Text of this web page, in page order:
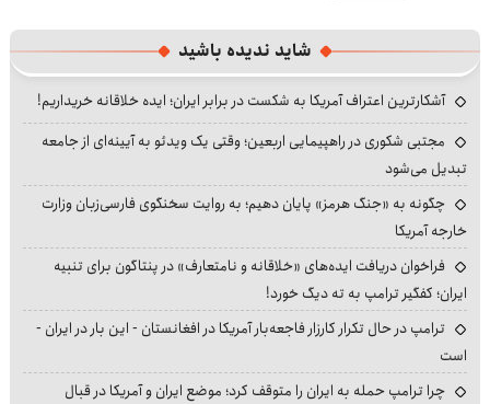
شاید ندیده باشید
آشکارترین اعتراف آمریکا به شکست در برابر ایران؛ ایده خلاقانه خریداریم!
مجتبی شکوری در راهپیمایی اربعین؛ وقتی یک ویدئو به آیینه‌ای از جامعه
تبدیل می‌شود
چگونه به «جنگ هرمز» پایان دهیم؛ به روایت سخنگوی فارسی‌زبان وزارت
خارجه آمریکا
فراخوان دریافت ایده‌های «خلاقانه و نامتعارف» در پنتاگون برای تنبیه
ایران؛ کفگیر ترامپ به ته دیگ خورد!
ترامپ در حال تکرار کارزار فاجعه‌بار آمریکا در افغانستان - این بار در ایران -
است
چرا ترامپ حمله به ایران را متوقف کرد؛ موضع ایران و آمریکا در قبال